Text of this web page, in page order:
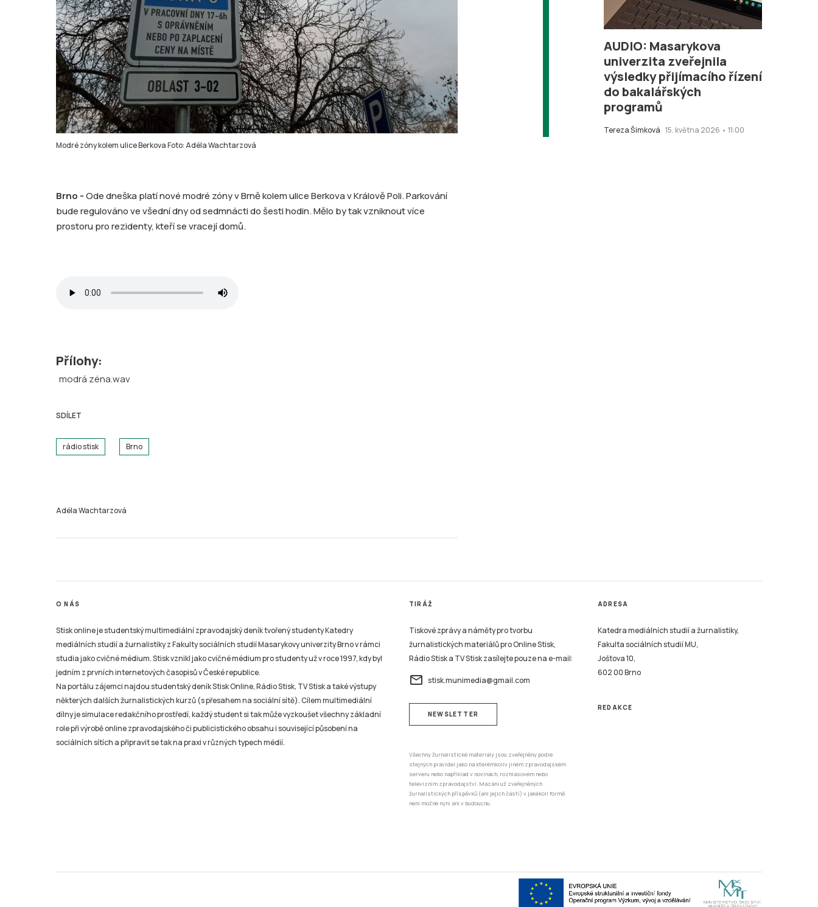
Modré zóny kolem ulice Berkova Foto: Adéla Wachtarzová
Brno -Ode dneška platí nové modré zóny v Brně kolem ulice Berkova v Králově Poli. Parkování
bude regulováno ve všední dny od sedmnácti do šesti hodin. Mělo by tak vzniknout více
prostoru pro rezidenty, kteří se vracejí domů.
Přílohy:
modrá zéna.wav
SDÍLET
rádio stisk Brno
Adéla Wachtarzová
AUDIO: Masarykova
univerzita zveřejnila
výsledky přijímacího řízení
do bakalářských
programů
Tereza Šimková 15. května 2026 • 11:00
O NÁS
Stisk online je studentský multimediální zpravodajský deník tvořený studenty Katedry
mediálních studií a žurnalistiky z Fakulty sociálních studií Masarykovy univerzity Brno v rámci
studia jako cvičné médium. Stisk vznikl jako cvičné médium pro studenty už v roce 1997, kdy byl
jedním z prvních internetových časopisů v České republice.
Na portálu zájemci najdou studentský deník Stisk Online, Rádio Stisk, TV Stisk a také výstupy
některých dalších žurnalistických kurzů (s přesahem na sociální sítě). Cílem multimediální
dílny je simulace redakčního prostředí, každý student si tak může vyzkoušet všechny základní
role při výrobě online zpravodajského či publicistického obsahu i související působení na
sociálních sítích a připravit se tak na praxi v různých typech médií.
TIRÁŽ
Tiskové zprávy a náměty pro tvorbu
žurnalistických materiálů pro Online Stisk,
Rádio Stisk a TV Stisk zasílejte pouze na e-mail:
email stisk.munimedia@gmail.com
NEWSLETTER
Všechny žurnalistické materiály jsou zveřejněny podle
stejných pravidel jako na kterémkoliv jiném zpravodajském
serveru nebo například v novinách, rozhlasovém nebo
televizním zpravodajství. Mazání už zveřejněných
žurnalistických příspěvků (ani jejich částí) v jakékoli formě
není možné nyní ani v budoucnu.
ADRESA
Katedra mediálních studií a žurnalistiky,
Fakulta sociálních studií MU,
Joštova 10,
602 00 Brno
REDAKCE